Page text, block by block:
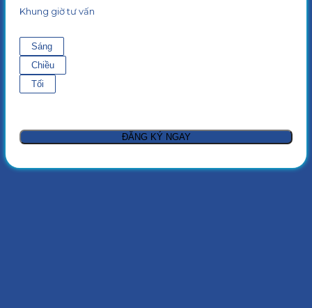
Khung giờ tư vấn
Sáng
Chiều
Tối